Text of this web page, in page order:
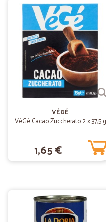
VÉGÉ
VéGé Cacao Zuccherato 2 x 37,5 g
1,65 €